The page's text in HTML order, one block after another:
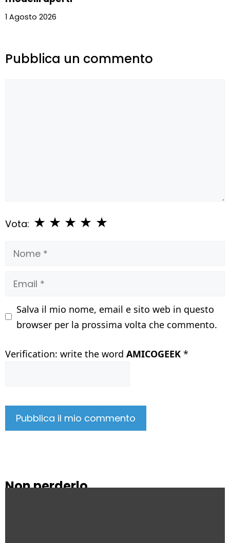
1 Agosto 2026
Pubblica un commento
Vota: ★
★
★
★
★
Nome
Email
Salva il mio nome, email e sito web in questo
browser per la prossima volta che commento.
Verification: write the word AMICOGEEK *
Non perderlo